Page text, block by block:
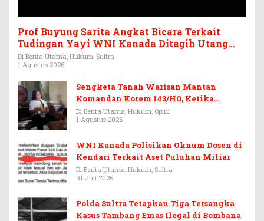
Prof Buyung Sarita Angkat Bicara Terkait
Tudingan Yayi WNI Kanada Ditagih Utang
Rp3,6 Miliar
Di Berita Utama, Hukum, Sultra
1 Agustus 2026
Sengketa Tanah Warisan Mantan
Komandan Korem 143/HO, Ketika
Warisan Menjadi Arena Pemerasan
Di Berita Utama, Hukum, Opini
1 Agustus 2026
WNI Kanada Polisikan Oknum Dosen di
Kendari Terkait Aset Puluhan Miliar
Di Berita Utama, Hukum, Sultra
31 Juli 2026
Polda Sultra Tetapkan Tiga Tersangka
Kasus Tambang Emas Ilegal di Bombana